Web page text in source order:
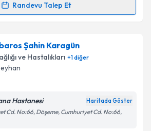
Talebini Gönder
Randevu Talep Et
Talebi
Köseiçin randevu takvimi talebi
bu uzmandan randevu almanız için bir
e-posta ile bilgilendireceğiz.
Şahin Karagün
ve Hastalıkları +1diğer
Hastanesi Haritada Göster
Cd. No:66, Döşeme, Cumhuriyet Cd. No:66,